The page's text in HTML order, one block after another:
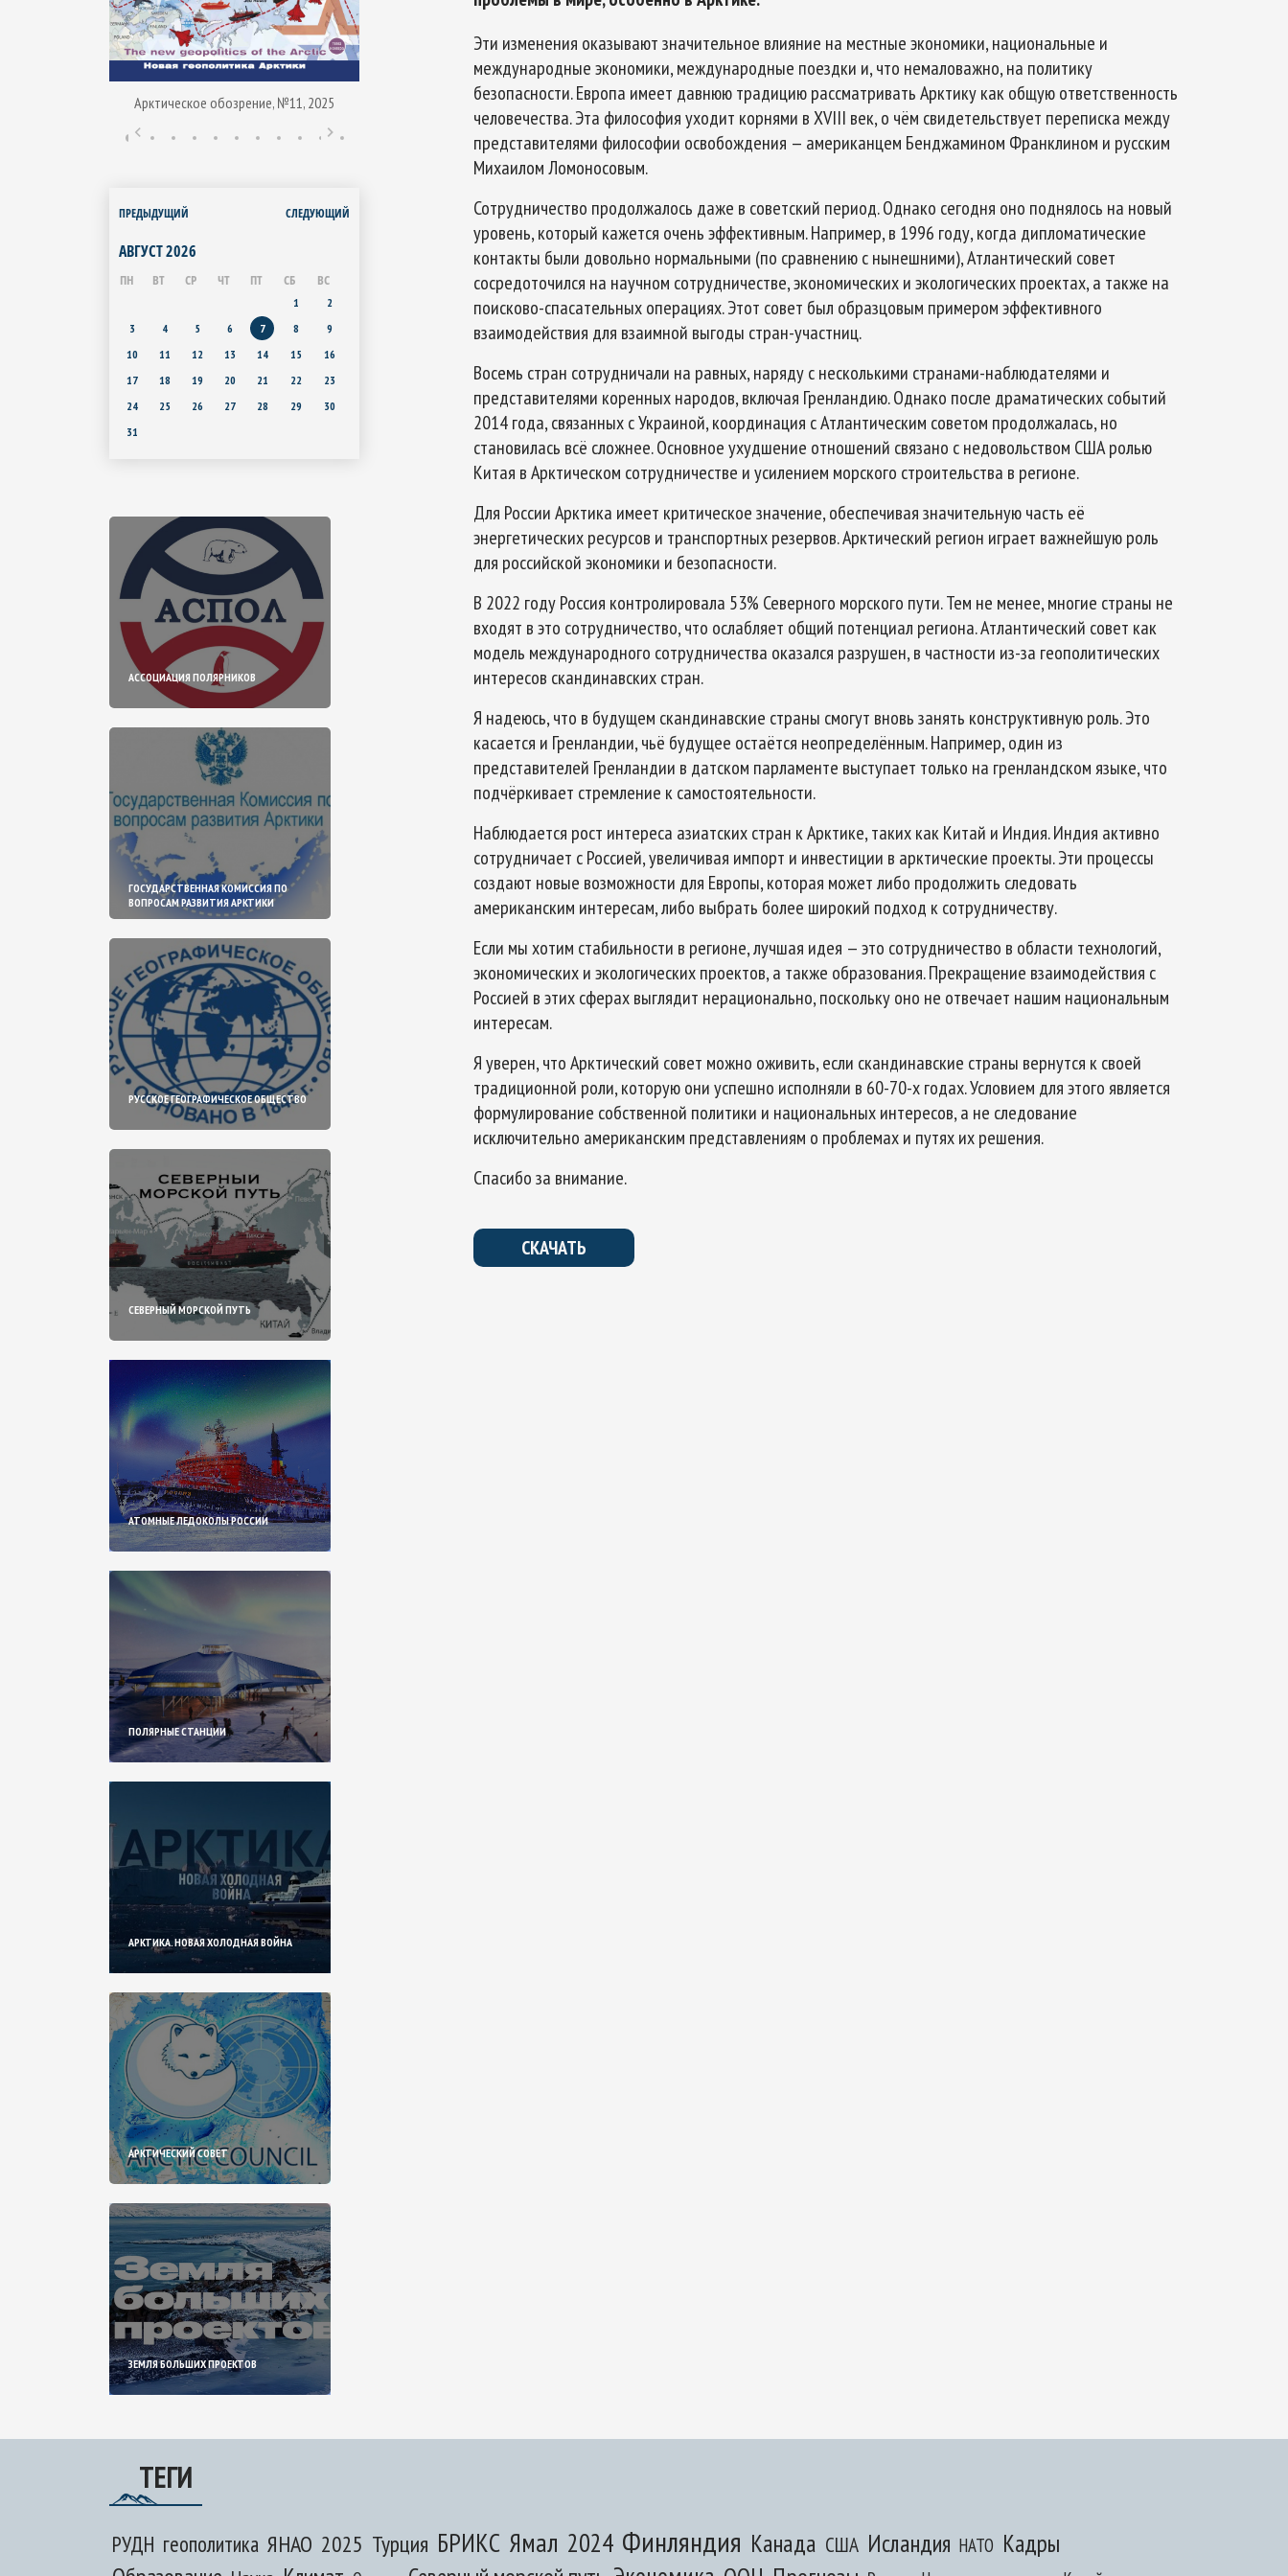
Арктическое обозрение, №11, 2025 Арктическое обозрение, №10, 2024 Арктическое обозрение, №9, 2023 Арктическое обозрение, №8, 2022 Арктическое обозрение,
ПРЕДЫДУЩИЙ СЛЕДУЮЩИЙ
АВГУСТ2026
ПН ВТ СР ЧТ ПТ СБ ВС
1
2
3
4 5 6 7 8
9
10
11 12 13 14 15
16
17
18 19 20 21 22
23
24
25 26 27 28 29
30
31
АССОЦИАЦИЯ ПОЛЯРНИКОВ
ГОСУДАРСТВЕННАЯ КОМИССИЯ ПО
ВОПРОСАМ РАЗВИТИЯ АРКТИКИ
РУССКОЕ ГЕОГРАФИЧЕСКОЕ ОБЩЕСТВО
СЕВЕРНЫЙ МОРСКОЙ ПУТЬ
АТОМНЫЕ ЛЕДОКОЛЫ РОССИИ
ПОЛЯРНЫЕ СТАНЦИИ
АРКТИКА. НОВАЯ ХОЛОДНАЯ ВОЙНА
АРКТИЧЕСКИЙ СОВЕТ
ЗЕМЛЯ БОЛЬШИХ ПРОЕКТОВ
Эти изменения оказывают значительное влияние на местные экономики, национальные и
международные экономики, международные поездки и, что немаловажно, на политику
безопасности. Европа имеет давнюю традицию рассматривать Арктику как общую ответственность
человечества. Эта философия уходит корнями в XVIII век, о чём свидетельствует переписка между
представителями философии освобождения — американцем Бенджамином Франклином и русским
Михаилом Ломоносовым.
Сотрудничество продолжалось даже в советский период. Однако сегодня оно поднялось на новый
уровень, который кажется очень эффективным. Например, в 1996 году, когда дипломатические
контакты были довольно нормальными (по сравнению с нынешними), Атлантический совет
сосредоточился на научном сотрудничестве, экономических и экологических проектах, а также на
поисково-спасательных операциях. Этот совет был образцовым примером эффективного
взаимодействия для взаимной выгоды стран-участниц.
Восемь стран сотрудничали на равных, наряду с несколькими странами-наблюдателями и
представителями коренных народов, включая Гренландию. Однако после драматических событий
2014 года, связанных с Украиной, координация с Атлантическим советом продолжалась, но
становилась всё сложнее. Основное ухудшение отношений связано с недовольством США ролью
Китая в Арктическом сотрудничестве и усилением морского строительства в регионе.
Для России Арктика имеет критическое значение, обеспечивая значительную часть её
энергетических ресурсов и транспортных резервов. Арктический регион играет важнейшую роль
для российской экономики и безопасности.
В 2022 году Россия контролировала 53% Северного морского пути. Тем не менее, многие страны не
входят в это сотрудничество, что ослабляет общий потенциал региона. Атлантический совет как
модель международного сотрудничества оказался разрушен, в частности из-за геополитических
интересов скандинавских стран.
Я надеюсь, что в будущем скандинавские страны смогут вновь занять конструктивную роль. Это
касается и Гренландии, чьё будущее остаётся неопределённым. Например, один из
представителей Гренландии в датском парламенте выступает только на гренландском языке, что
подчёркивает стремление к самостоятельности.
Наблюдается рост интереса азиатских стран к Арктике, таких как Китай и Индия. Индия активно
сотрудничает с Россией, увеличивая импорт и инвестиции в арктические проекты. Эти процессы
создают новые возможности для Европы, которая может либо продолжить следовать
американским интересам, либо выбрать более широкий подход к сотрудничеству.
Если мы хотим стабильности в регионе, лучшая идея — это сотрудничество в области технологий,
экономических и экологических проектов, а также образования. Прекращение взаимодействия с
Россией в этих сферах выглядит нерационально, поскольку оно не отвечает нашим национальным
интересам.
Я уверен, что Арктический совет можно оживить, если скандинавские страны вернутся к своей
традиционной роли, которую они успешно исполняли в 60-70-х годах. Условием для этого является
формулирование собственной политики и национальных интересов, а не следование
исключительно американским представлениям о проблемах и путях их решения.
Спасибо за внимание.
СКАЧАТЬ
ТЕГИ
РУДН геополитика ЯНАО 2025 Турция БРИКС Ямал 2024 Финляндия Канада США Исландия НАТО Кадры